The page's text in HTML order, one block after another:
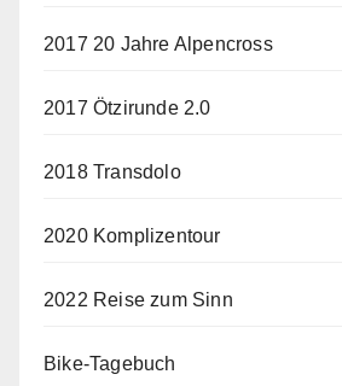
2017 20 Jahre Alpencross
2017 Ötzirunde 2.0
2018 Transdolo
2020 Komplizentour
2022 Reise zum Sinn
Bike-Tagebuch